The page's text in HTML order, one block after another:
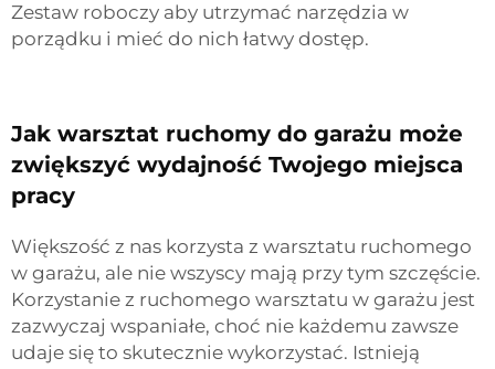
Zestaw roboczy aby utrzymać narzędzia w
porządku i mieć do nich łatwy dostęp.
Jak warsztat ruchomy do garażu może
zwiększyć wydajność Twojego miejsca
pracy
Większość z nas korzysta z warsztatu ruchomego
w garażu, ale nie wszyscy mają przy tym szczęście.
Korzystanie z ruchomego warsztatu w garażu jest
zazwyczaj wspaniałe, choć nie każdemu zawsze
udaje się to skutecznie wykorzystać. Istnieją